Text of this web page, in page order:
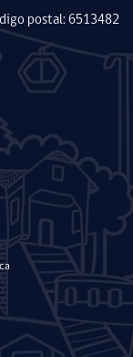
postal: 6513482